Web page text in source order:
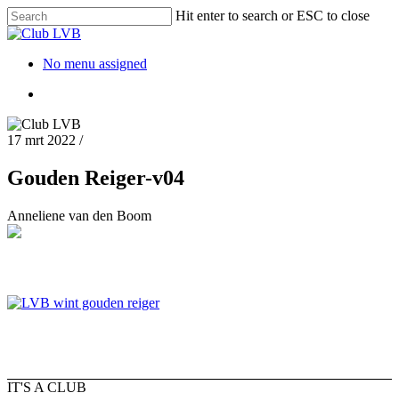
Hit enter to search or ESC to close
No menu assigned
17 mrt 2022 /
Gouden Reiger-v04
Anneliene van den Boom
IT'S A CLUB